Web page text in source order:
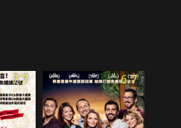
7.7 6.7